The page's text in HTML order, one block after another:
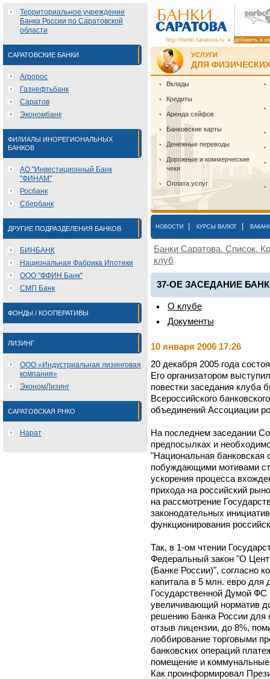
Территориальное учреждение
Банка России по Саратовской
области
САРАТОВСКИЕ БАНКИ
Агророс
Газнефтьбанк
Саратов
Экономбанк
ФИЛИАЛЫ ИНОРЕГИОНАЛЬНЫХ
БАНКОВ
АО "Инвестиционный Банк
"ФИНАМ"
Росбанк
Сбербанк
ДРУГИЕ ПОДРАЗДЕЛЕНИЯ БАНКОВ
БИНБАНК
Национальная Фабрика Ипотеки
ООО "ФФИН Банк"
СМП Банк
ФОНДЫ / КООПЕРАТИВЫ
ЛИЗИНГ
ООО «Индустриальная лизинговая
компания»
ЭкономЛизинг
САРАТОВСКАЯ РНКО
Нарат
http://banki.saratova.ru добавить в
УСЛУГИ
ДЛЯ
Вклады
Кредиты
Аренда сейфов
Банковские карты
Денежные переводы
Дорожные и коммерческие
чеки
Оплата услуг
НОВОСТИ КУРСЫ ВАЛЮТ
Банки Саратова. Список.
клуб
37-ОЕ ЗАСЕДАНИЕ
О клубе
Документы
10 января 2006 17:26
20 декабря 2005 года
Его организатором
повестки заседания клуба
Всероссийского
объединений Ассоциации
На последнем заседании
предпосылках и
"Национальная
побуждающими мотивами
ускорения процесса
прихода на российский
на рассмотрение
законодательных
функционирования
Так, в 1-ом чтении
Федеральный закон "О
(Банке России)", согласно
капитала в 5 млн. евро
Государственной Думой ФС
увеличивающий норматив
решению Банка России для
отзыв лицензии, до 8%,
лоббирование торговыми
банковских операций
помещение и коммунальные
Как проинформировал